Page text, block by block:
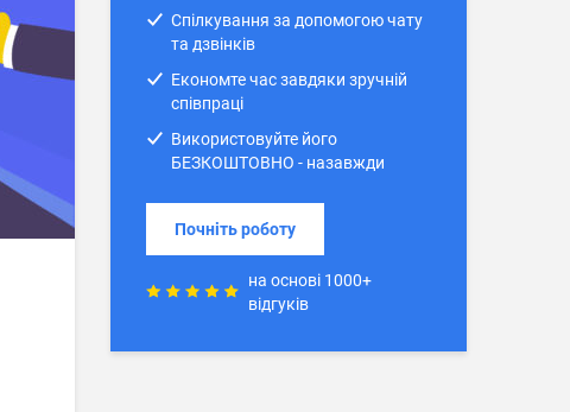
Спілкування за допомогою чату
та дзвінків
Економте час завдяки зручній
співпраці
Використовуйте його
БЕЗКОШТОВНО - назавжди
Почніть роботу
на основі 1000+
відгуків